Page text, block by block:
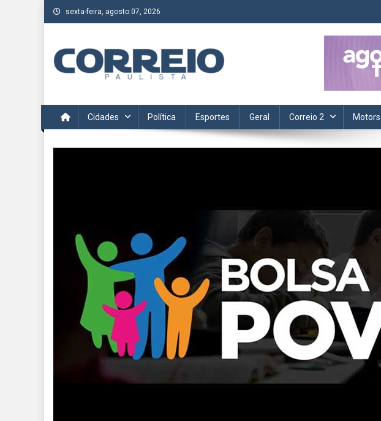
Skip
to
sexta-feira, agosto 07, 2026
Acompanhe as últimas notícias da região no Correio Paulista. Informação, política,
Cidades Política Esportes Geral Correio 2 Motors